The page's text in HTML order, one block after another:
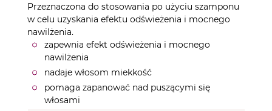
Przeznaczona do stosowania po użyciu szamponu
w celu uzyskania efektu odświeżenia i mocnego
nawilżenia.
zapewnia efekt odświeżenia i mocnego
nawilżenia
nadaje włosom miekkość
pomaga zapanować nad puszącymi się
włosami